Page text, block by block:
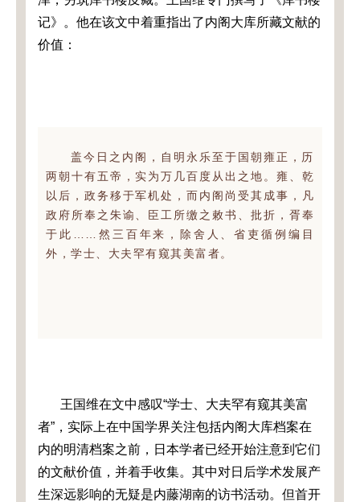
记》。他在该文中着重指出了内阁大库所藏文献的
价值：
盖今日之内阁，自明永乐至于国朝雍正，历
两朝十有五帝，实为万几百度从出之地。雍、乾
以后，政务移于军机处，而内阁尚受其成事，凡
政府所奉之朱谕、臣工所缴之敕书、批折，胥奉
于此……然三百年来，除舍人、省吏循例编目
外，学士、大夫罕有窥其美富者。
王国维在文中感叹“学士、大夫罕有窥其美富
者”，实际上在中国学界关注包括内阁大库档案在
内的明清档案之前，日本学者已经开始注意到它们
的文献价值，并着手收集。其中对日后学术发展产
生深远影响的无疑是内藤湖南的访书活动。但首开